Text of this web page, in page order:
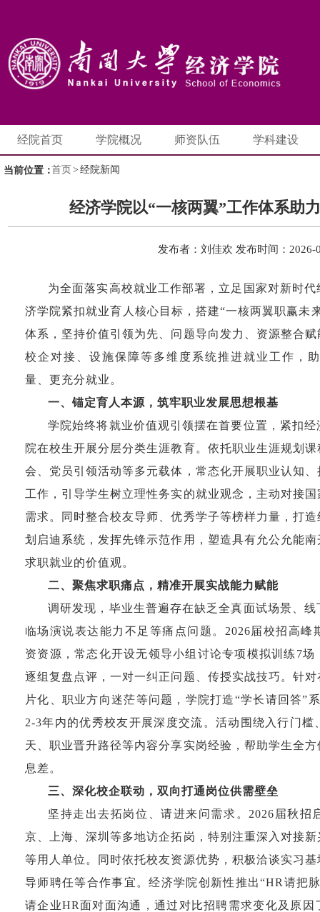
经院首页 学院概况 师资队伍 学科建设
当前位置：首页 > 经院新闻
经济学院以“一核两翼”工作体系助
发布者：刘佳欢 发布时间：2026-
为全面落实高校就业工作部署，立足国家对新时
济学院紧扣就业育人核心目标，搭建“一核两翼职赢未
体系，坚持价值引领为先、问题导向发力、资源整合
校企对接、设施保障等多维度系统推进就业工作，
量、更充分就业。
一、锚定育人本源，筑牢职业发展思想根基
学院始终将就业价值观引领摆在首要位置，紧扣
院在校生开展分层分类生涯教育。依托职业生涯规划
会、党员引领活动等多元载体，常态化开展职业认知
工作，引导学生树立理性务实的就业观念，主动对接
需求。同时整合校友导师、优秀学子等榜样力量，打
划启迪系统，发挥先锋示范作用，塑造具有允公允能
求职就业的价值观。
二、聚焦求职痛点，精准开展实战能力赋能
调研发现，毕业生普遍存在缺乏全真面试场景、
临场演说表达能力不足等痛点问题。 2026届校招高峰
资资源，常态化开设无领导小组讨论专项模拟训练 7场
逐组复盘点评，一对一纠正问题、传授实战技巧。针
片化、职业方向迷茫等问题，学院打造“学长请回答”
2-3年内的优秀校友开展深度交流。活动围绕入行门
天、职业晋升路径等内容分享实岗经验，帮助学生全
息差。
三、深化校企联动，双向打通岗位供需壁垒
坚持走出去拓岗位、请进来问需求。 2026 届秋招
京、上海、深圳等多地访企拓岗，特别注重深入对接
等用人单位。同时依托校友资源优势，积极洽谈实习
导师聘任等合作事宜。经济学院创新性推出“HR 请把
请企业HR面对面沟通，通过对比招聘需求变化及原